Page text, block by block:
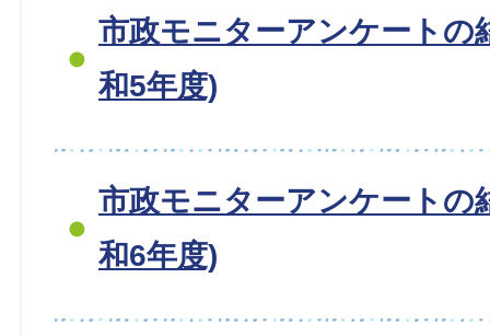
市政モニターアンケートの
和5年度)
市政モニターアンケートの
和6年度)